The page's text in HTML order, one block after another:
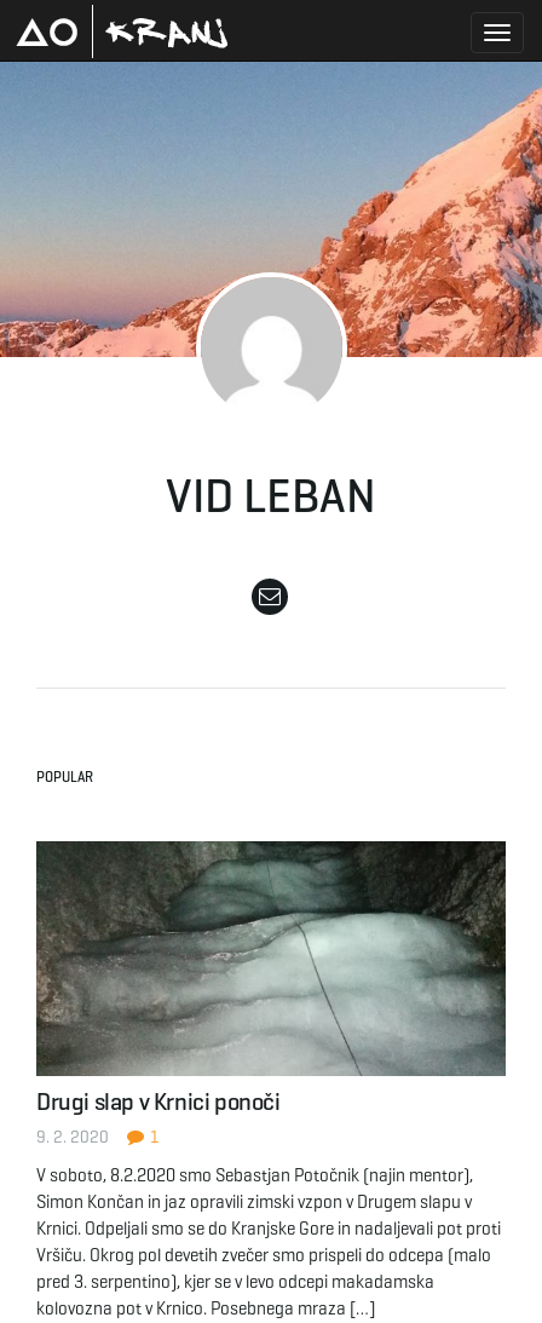
o
g
n
v
i
VID LEBAN
POPULAR
Drugi slap v Krnici ponoči
9. 2. 2020 1
V soboto, 8.2.2020 smo Sebastjan Potočnik (najin mentor),
Simon Končan in jaz opravili zimski vzpon v Drugem slapu v
Krnici. Odpeljali smo se do Kranjske Gore in nadaljevali pot proti
Vršiču. Okrog pol devetih zvečer smo prispeli do odcepa (malo
pred 3. serpentino), kjer se v levo odcepi makadamska
kolovozna pot v Krnico. Posebnega mraza […]